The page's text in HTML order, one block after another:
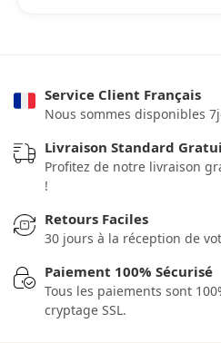
Service Client Français
Nous sommes disponibles
Livraison Standard
Profitez de notre livraison
!
Retours Faciles
30 jours à la réception de
Paiement 100% Sécurisé
Tous les paiements sont
cryptage SSL.